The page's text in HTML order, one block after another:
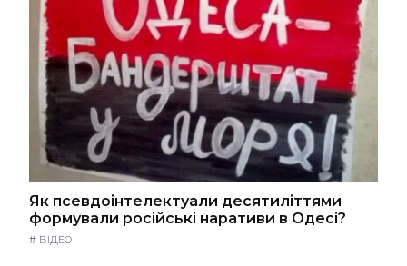
Як псевдоінтелектуали десятиліттями
формували російські наративи в Одесі?
# ВІДЕО